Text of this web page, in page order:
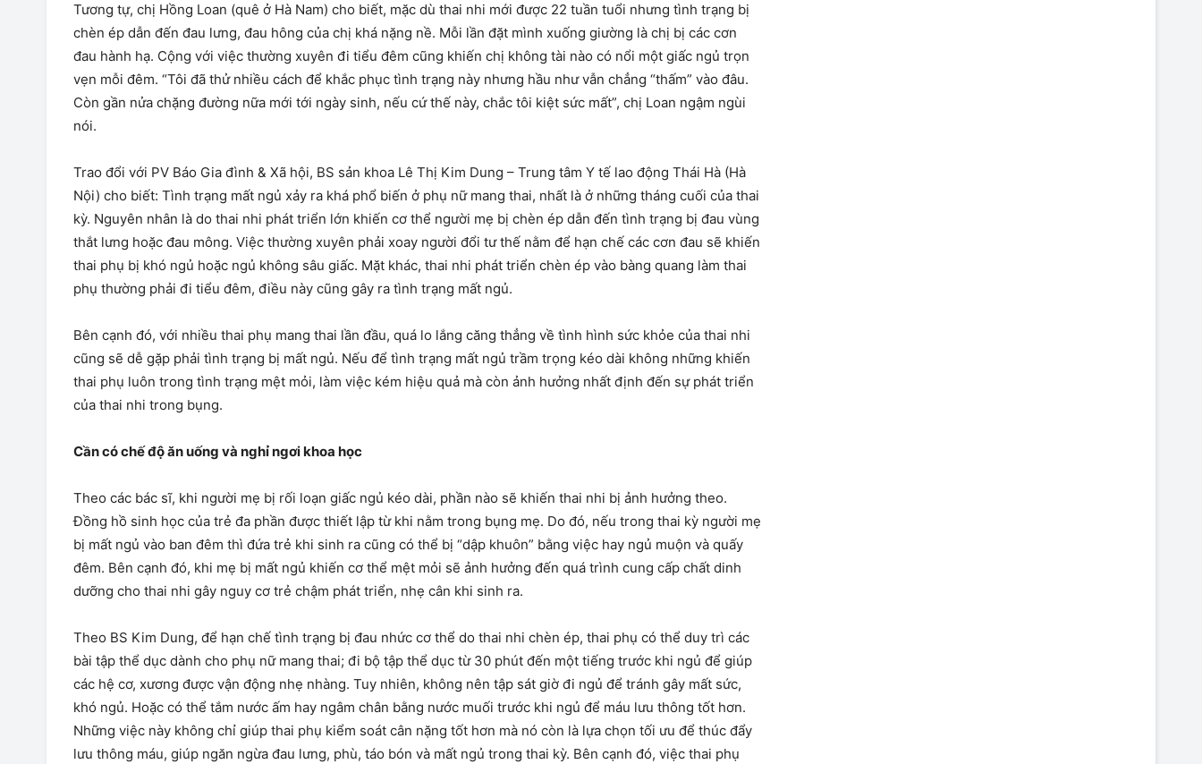
Tương tự, chị Hồng Loan (quê ở Hà Nam) cho biết, mặc dù thai nhi mới được 22 tuần tuổi nhưng tình trạng bị
chèn ép dẫn đến đau lưng, đau hông của chị khá nặng nề. Mỗi lần đặt mình xuống giường là chị bị các cơn
đau hành hạ. Cộng với việc thường xuyên đi tiểu đêm cũng khiến chị không tài nào có nổi một giấc ngủ trọn
vẹn mỗi đêm. “Tôi đã thử nhiều cách để khắc phục tình trạng này nhưng hầu như vẫn chẳng “thấm” vào đâu.
Còn gần nửa chặng đường nữa mới tới ngày sinh, nếu cứ thế này, chắc tôi kiệt sức mất”, chị Loan ngậm ngùi
nói.
Trao đổi với PV Báo Gia đình & Xã hội, BS sản khoa Lê Thị Kim Dung – Trung tâm Y tế lao động Thái Hà (Hà
Nội) cho biết: Tình trạng mất ngủ xảy ra khá phổ biến ở phụ nữ mang thai, nhất là ở những tháng cuối của thai
kỳ. Nguyên nhân là do thai nhi phát triển lớn khiến cơ thể người mẹ bị chèn ép dẫn đến tình trạng bị đau vùng
thắt lưng hoặc đau mông. Việc thường xuyên phải xoay người đổi tư thế nằm để hạn chế các cơn đau sẽ khiến
thai phụ bị khó ngủ hoặc ngủ không sâu giấc. Mặt khác, thai nhi phát triển chèn ép vào bàng quang làm thai
phụ thường phải đi tiểu đêm, điều này cũng gây ra tình trạng mất ngủ.
Bên cạnh đó, với nhiều thai phụ mang thai lần đầu, quá lo lắng căng thẳng về tình hình sức khỏe của thai nhi
cũng sẽ dễ gặp phải tình trạng bị mất ngủ. Nếu để tình trạng mất ngủ trầm trọng kéo dài không những khiến
thai phụ luôn trong tình trạng mệt mỏi, làm việc kém hiệu quả mà còn ảnh hưởng nhất định đến sự phát triển
của thai nhi trong bụng.
Cần có chế độ ăn uống và nghỉ ngơi khoa học
Theo các bác sĩ, khi người mẹ bị rối loạn giấc ngủ kéo dài, phần nào sẽ khiến thai nhi bị ảnh hưởng theo.
Đồng hồ sinh học của trẻ đa phần được thiết lập từ khi nằm trong bụng mẹ. Do đó, nếu trong thai kỳ người mẹ
bị mất ngủ vào ban đêm thì đứa trẻ khi sinh ra cũng có thể bị “dập khuôn” bằng việc hay ngủ muộn và quấy
đêm. Bên cạnh đó, khi mẹ bị mất ngủ khiến cơ thể mệt mỏi sẽ ảnh hưởng đến quá trình cung cấp chất dinh
dưỡng cho thai nhi gây nguy cơ trẻ chậm phát triển, nhẹ cân khi sinh ra.
Theo BS Kim Dung, để hạn chế tình trạng bị đau nhức cơ thể do thai nhi chèn ép, thai phụ có thể duy trì các
bài tập thể dục dành cho phụ nữ mang thai; đi bộ tập thể dục từ 30 phút đến một tiếng trước khi ngủ để giúp
các hệ cơ, xương được vận động nhẹ nhàng. Tuy nhiên, không nên tập sát giờ đi ngủ để tránh gây mất sức,
khó ngủ. Hoặc có thể tắm nước ấm hay ngâm chân bằng nước muối trước khi ngủ để máu lưu thông tốt hơn.
Những việc này không chỉ giúp thai phụ kiểm soát cân nặng tốt hơn mà nó còn là lựa chọn tối ưu để thúc đẩy
lưu thông máu, giúp ngăn ngừa đau lưng, phù, táo bón và mất ngủ trong thai kỳ. Bên cạnh đó, việc thai phụ